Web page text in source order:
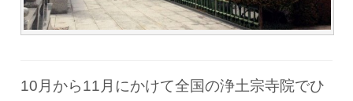
10月から11月にかけて全国の浄土宗寺院でひ